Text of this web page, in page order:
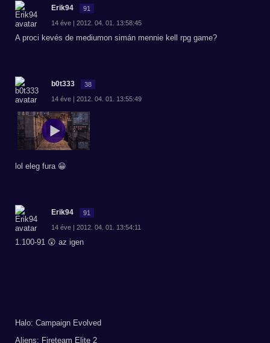
Erik94 91
14 éve | 2012. 04. 01. 13:58:45
A proci kevés de mediumon simán mennie kell rpg game?
b0t333 38
14 éve | 2012. 04. 01. 13:55:49
lol eleg fura 😀
Erik94 91
14 éve | 2012. 04. 01. 13:54:11
1.100-91 😲 az igen
Halo: Campaign Evolved
Aliens: Fireteam Elite 2